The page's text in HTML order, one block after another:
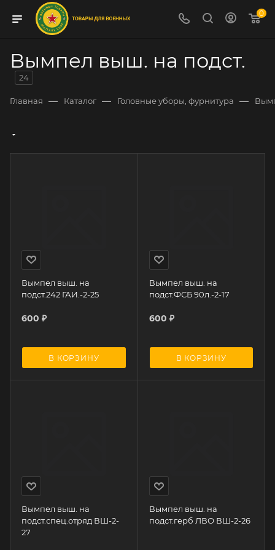
0
Вымпел выш. на подст.
24
Главная — Каталог — Головные уборы, фурнитура —
Вымпел выш. на
подст.242 ГАИ.-2-25
600 ₽
В КОРЗИНУ
Вымпел выш. на
подст.ФСБ 90л.-2-17
600 ₽
В КОРЗИНУ
Вымпел выш. на
подст.спец.отряд ВШ-2-
27
Вымпел выш. на
подст.герб ЛВО ВШ-2-26